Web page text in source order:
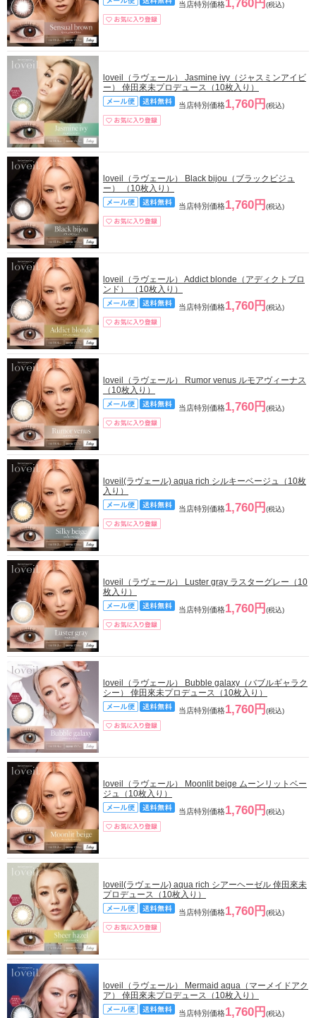
当店特別価格1,760円 (税込)
loveil（ラヴェール） Jasmine ivy（ジャスミンアイビ
ー） 倖田來未プロデュース（10枚入り）
当店特別価格1,760円 (税込)
loveil（ラヴェール） Black bijou（ブラックビジュ
ー） （10枚入り）
当店特別価格1,760円 (税込)
loveil（ラヴェール） Addict blonde（アディクトブロ
ンド） （10枚入り）
当店特別価格1,760円 (税込)
loveil（ラヴェール） Rumor venus ルモアヴィーナス
（10枚入り）
当店特別価格1,760円 (税込)
loveil(ラヴェール) aqua rich シルキーベージュ（10枚
入り）
当店特別価格1,760円 (税込)
loveil（ラヴェール） Luster gray ラスターグレー（10
枚入り）
当店特別価格1,760円 (税込)
loveil（ラヴェール） Bubble galaxy（バブルギャラク
シー） 倖田來未プロデュース（10枚入り）
当店特別価格1,760円 (税込)
loveil（ラヴェール） Moonlit beige ムーンリットベー
ジュ（10枚入り）
当店特別価格1,760円 (税込)
loveil(ラヴェール) aqua rich シアーヘーゼル 倖田來未
プロデュース（10枚入り）
当店特別価格1,760円 (税込)
loveil（ラヴェール） Mermaid aqua（マーメイドアク
ア） 倖田來未プロデュース（10枚入り）
当店特別価格1,760円 (税込)